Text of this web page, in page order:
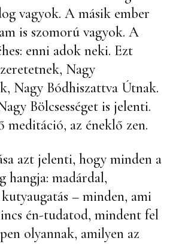
vagyok. A másik ember
is szomorú vagyok. A
enni adok neki. Ezt
Nagy
Nagy Bódhiszattva Útnak.
Bölcsességet is jelenti.
meditáció, az éneklő zen.
azt jelenti, hogy minden a
hangja: madárdal,
– minden, ami
én-tudatod, mindent fel
olyannak, amilyen az